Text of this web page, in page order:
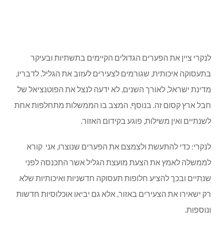
לנקרי ציין את הפערים הגדולים הקיימים בתשתיות ובעיקר
בתעסוקה איכותית, שגורמים לצעירים לעזוב את הגליל. לדבריו,
מדינת ישראל, לאורך השנים, לא ידעה לנצל את הפוטנציאל של
חבל ארץ קסום זה. בנוסף, המצב בו הממשלות מתחלפות אחת
לשנתיים ואין משילות, פוגע בקידום האזור.
לנקרי: כדי להתעשת ולצמצם את הפערים שנוצרו, אני קורא
לממשלה לאמץ את הצעת מועצת הגליל אשר התכנסה לפני
שנתיים ובכך להציע חלופות תעסוקה חדשניות ואיכותיות שלא
רק ישאירו את הצעירים באזור, אלא גם יביאו אוכלוסיות חדשות
ונוספות.